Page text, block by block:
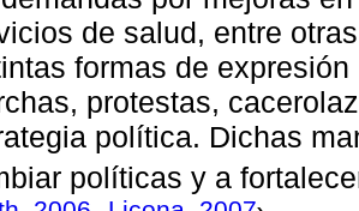
de salud, entre
formas de
protestas,
política. Dichas
políticas y a